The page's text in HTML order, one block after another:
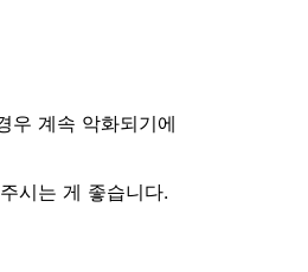
우 계속 악화되기에
시는 게 좋습니다.